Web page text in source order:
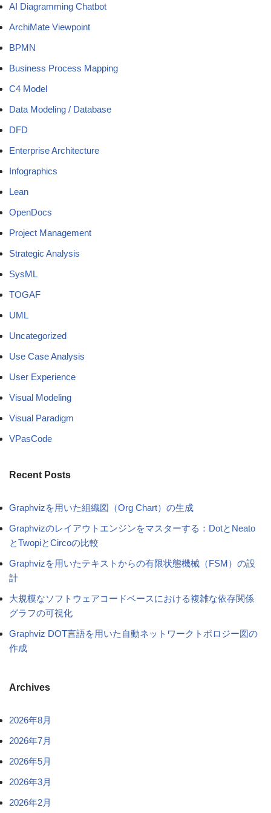
AI Diagramming Chatbot
ArchiMate Viewpoint
BPMN
Business Process Mapping
C4 Model
Data Modeling / Database
DFD
Enterprise Architecture
Infographics
Lean
OpenDocs
Project Management
Strategic Analysis
SysML
TOGAF
UML
Uncategorized
Use Case Analysis
User Experience
Visual Modeling
Visual Paradigm
VPasCode
Recent Posts
Graphvizを用いた組織図（Org Chart）の生成
Graphvizのレイアウトエンジンをマスターする：DotとNeato
とTwopiとCircoの比較
Graphvizを用いたテキストからの有限状態機械（FSM）の設
計
大規模なソフトウェアコードベースにおける複雑な依存関係
グラフの可視化
Graphviz DOT言語を用いた自動ネットワークトポロジー図の
作成
Archives
2026年8月
2026年7月
2026年5月
2026年3月
2026年2月